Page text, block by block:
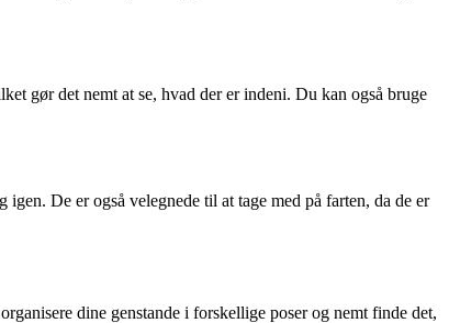
gør det nemt at se, hvad der er indeni. Du kan også bruge
De er også velegnede til at tage med på farten, da de er
dine genstande i forskellige poser og nemt finde det,